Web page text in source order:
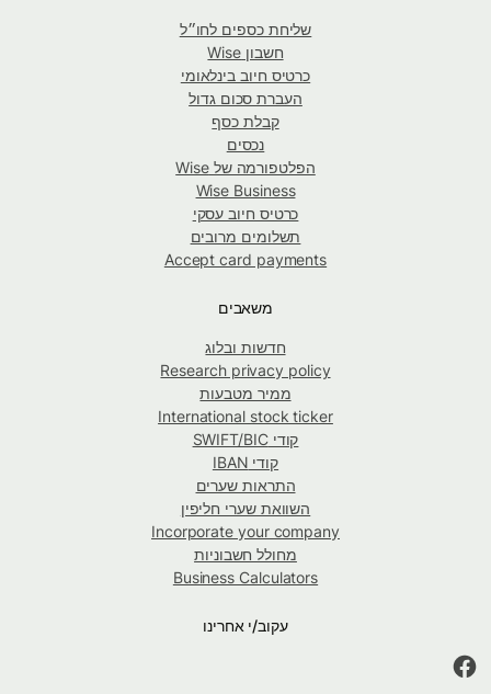
שליחת כספים לחו״ל
חשבון Wise
כרטיס חיוב בינלאומי
העברת סכום גדול
קבלת כסף
נכסים
הפלטפורמה של Wise
Wise Business
כרטיס חיוב עסקי
תשלומים מרובים
Accept card payments
משאבים
חדשות ובלוג
Research privacy policy
ממיר מטבעות
International stock ticker
קודי SWIFT/BIC
קודי IBAN
התראות שערים
השוואת שערי חליפין
Incorporate your company
מחולל חשבוניות
Business Calculators
עקוב/י אחרינו